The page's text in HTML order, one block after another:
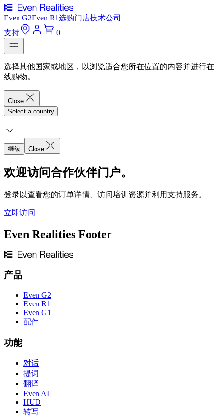
Even G2Even R1选购门店技术公司
支持
0
选择其他国家或地区，以浏览适合您所在位置的内容并进行在
线购物。
Close
Select a country
继续 Close
欢迎访问合作伙伴门户。
登录以查看您的订单详情、访问培训资源并利用支持服务。
立即访问
Even Realities Footer
产品
Even G2
Even R1
Even G1
配件
功能
对话
提词
翻译
Even AI
HUD
转写